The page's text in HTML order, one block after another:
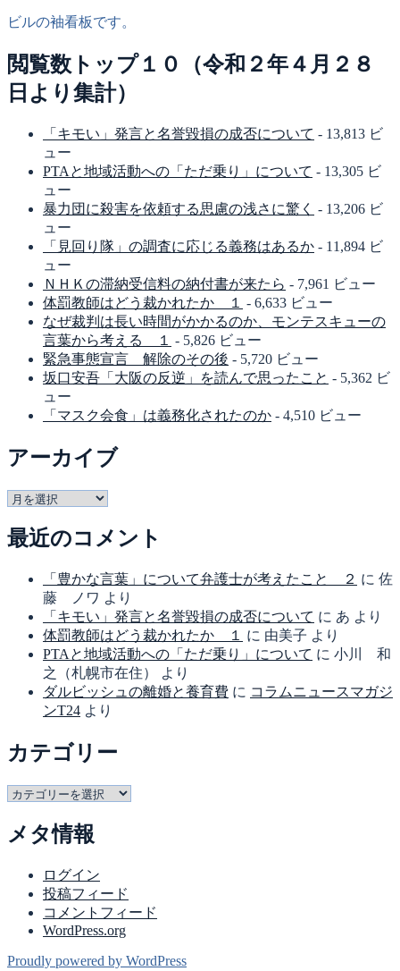
ビルの袖看板です。
閲覧数トップ１０（令和２年４月２８
日より集計）
「キモい」発言と名誉毀損の成否について - 13,813 ビ
ュー
PTAと地域活動への「ただ乗り」について - 13,305 ビ
ュー
暴力団に殺害を依頼する思慮の浅さに驚く - 13,206 ビ
ュー
「見回り隊」の調査に応じる義務はあるか - 11,894 ビ
ュー
ＮＨＫの滞納受信料の納付書が来たら - 7,961 ビュー
体罰教師はどう裁かれたか １
- 6,633 ビュー
なぜ裁判は長い時間がかかるのか、モンテスキューの
言葉から考える １
- 5,826 ビュー
緊急事態宣言 解除のその後 - 5,720 ビュー
坂口安吾「大阪の反逆」を読んで思ったこと - 5,362 ビ
ュー
「マスク会食」は義務化されたのか - 4,510 ビュー
アーカイブ
ア
カ
最近のコメント
「豊かな言葉」について弁護士が考えたこと ２ に 佐
藤 ノワ より
「キモい」発言と名誉毀損の成否について に あ より
体罰教師はどう裁かれたか １
に 由美子 より
PTAと地域活動への「ただ乗り」について に 小川 和
之（札幌市在住）
より
ダルビッシュの離婚と養育費 に コラムニュースマガジ
ンT24 より
カテゴリー
カ
ゴ
メタ情報
ログイン
投稿フィード
コメントフィード
WordPress.org
Proudly powered by WordPress